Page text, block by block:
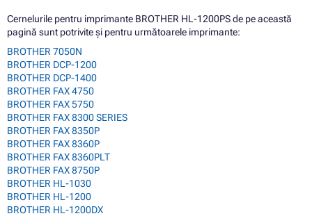
Cernelurile pentru imprimante BROTHER HL-1200PS de pe această
pagină sunt potrivite și pentru următoarele imprimante:
BROTHER 7050N
BROTHER DCP-1200
BROTHER DCP-1400
BROTHER FAX 4750
BROTHER FAX 5750
BROTHER FAX 8300 SERIES
BROTHER FAX 8350P
BROTHER FAX 8360P
BROTHER FAX 8360PLT
BROTHER FAX 8750P
BROTHER HL-1030
BROTHER HL-1200
BROTHER HL-1200DX